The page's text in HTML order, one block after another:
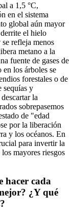
a 1,5 °C,
en el sistema
global aún mayor
el hielo
refleja menos
metano a la
fuente de gases de
los árboles se
forestales o de
sequías y
la
sobrepasemos
de "edad
por la liberación
y los océanos. En
para invertir la
mayores riesgos
hacer cada
¿Y qué